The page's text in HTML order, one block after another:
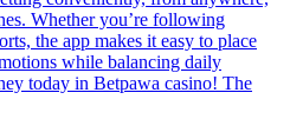
Whether you’re following
the app makes it easy to place
while balancing daily
today in Betpawa casino! The